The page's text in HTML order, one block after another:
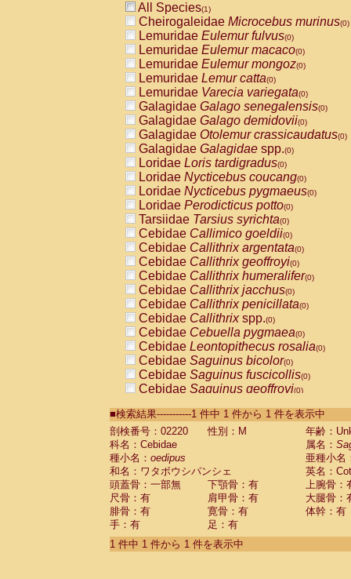
All Species(1)
Cheirogaleidae Microcebus murinus(0)
Lemuridae Eulemur fulvus(0)
Lemuridae Eulemur macaco(0)
Lemuridae Eulemur mongoz(0)
Lemuridae Lemur catta(0)
Lemuridae Varecia variegata(0)
Galagidae Galago senegalensis(0)
Galagidae Galago demidovii(0)
Galagidae Otolemur crassicaudatus(0)
Galagidae Galagidae spp.(0)
Loridae Loris tardigradus(0)
Loridae Nycticebus coucang(0)
Loridae Nycticebus pygmaeus(0)
Loridae Perodicticus potto(0)
Tarsiidae Tarsius syrichta(0)
Cebidae Callimico goeldii(0)
Cebidae Callithrix argentata(0)
Cebidae Callithrix geoffroyi(0)
Cebidae Callithrix humeralifer(0)
Cebidae Callithrix jacchus(0)
Cebidae Callithrix penicillata(0)
Cebidae Callithrixspp.(0)
Cebidae Cebuella pygmaea(0)
Cebidae Leontopithecus rosalia(0)
Cebidae Saguinus bicolor(0)
Cebidae Saguinus fuscicollis(0)
Cebidae Saguinus geoffroyi(0)
CebidaeSaguinus labiatus(0)
Cebidae Saguinus leucopus (0)
Cebidae
Cebidae
CebidaeSaguinus nigricollis (0)
Cebidae Saguinus oedipus
Cebidae Saguinus weddelli
Cebidae Saguinusspp.
Cebidae Aotus trivirgatus
Cebidae Cebus albifrons
■検索結果-----------1 件中 1 件から 1 件を表示中
剖検番号：02220
性別：M
年齢：
科名：Cebidae
属名：
種小名： oedipus
亜種小名
和名：ワタボウシパンシェ
英名：
頭蓋骨：一部無
下顎骨：有
上腕骨：
尺骨：有
肩甲骨：有
大腿骨：
腓骨：有
寛骨：有
体幹：有
手：有
足：有
1 件中 1 件から 1 件を表示中